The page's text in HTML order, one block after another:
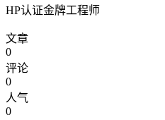
HP认证金牌工程师
文章
0
评论
0
人气
0